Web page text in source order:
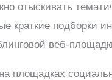
отыскивать
краткие подборки
веб-
площадках